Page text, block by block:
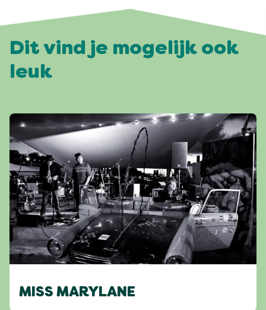
Dit vind je mogelijk ook
leuk
MISS MARYLANE